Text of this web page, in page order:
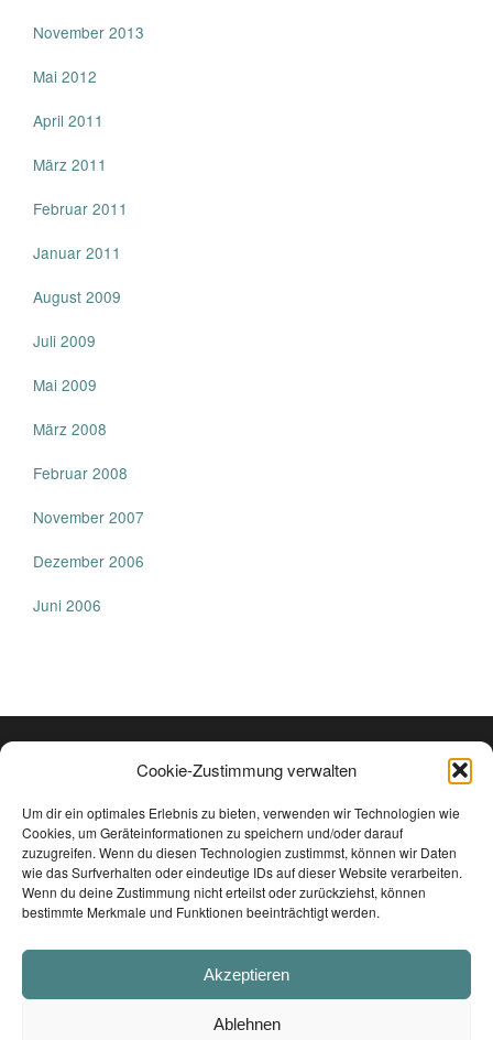
Cookie-Zustimmung verwalten
Um dir ein optimales Erlebnis zu bieten, verwenden wir Technologien wie
Cookies, um Geräteinformationen zu speichern und/oder darauf
zuzugreifen. Wenn du diesen Technologien zustimmst, können wir Daten
wie das Surfverhalten oder eindeutige IDs auf dieser Website verarbeiten.
Wenn du deine Zustimmung nicht erteilst oder zurückziehst, können
bestimmte Merkmale und Funktionen beeinträchtigt werden.
Akzeptieren
Ablehnen
November 2013
Mai 2012
April 2011
März 2011
Februar 2011
Januar 2011
August 2009
Juli 2009
Mai 2009
März 2008
Februar 2008
November 2007
Dezember 2006
Juni 2006
TRAUMTON RECORDS